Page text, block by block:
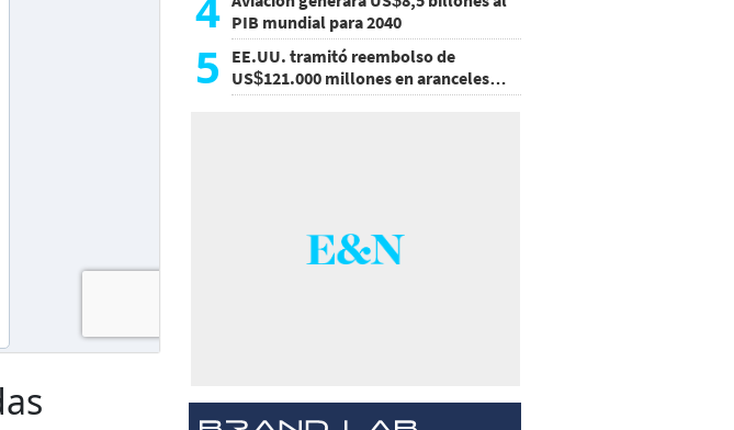
PIB mundial para 2040
5
EE.UU. tramitó reembolso de
US$121.000 millones en aranceles
anulados